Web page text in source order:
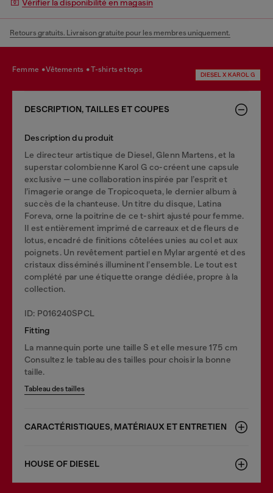
Vérifier la disponibilité en magasin
Retours gratuits. Livraison gratuite pour les membres uniquement.
femme vêtements t-shirts et tops
DIESEL X KAROL G
DESCRIPTION, TAILLES ET COUPES
Description du produit
Le directeur artistique de Diesel, Glenn Martens, et la
superstar colombienne Karol G co-créent une capsule
exclusive — une collaboration inspirée par l’esprit et
l’imagerie orange de Tropicoqueta, le dernier album à
succès de la chanteuse. Un titre du disque, Latina
Foreva, orne la poitrine de ce t-shirt ajusté pour femme.
Il est entièrement imprimé de carreaux et de fleurs de
lotus, encadré de finitions côtelées unies au col et aux
poignets. Un revêtement partiel en Mylar argenté et des
cristaux disséminés illuminent l’ensemble. Le tout est
complété par une étiquette orange dédiée, propre à la
collection.
ID: P016240SPCL
Fitting
La mannequin porte une taille S et elle mesure 175 cm
Consultez le tableau des tailles pour choisir la bonne
taille.
Tableau des tailles
CARACTÉRISTIQUES, MATÉRIAUX ET ENTRETIEN
HOUSE OF DIESEL